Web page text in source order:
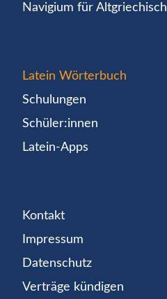
Navigium für Altgriechisch
Latein Wörterbuch
Schulungen
Schüler:innen
Latein-Apps
Kontakt
Impressum
Datenschutz
Verträge kündigen